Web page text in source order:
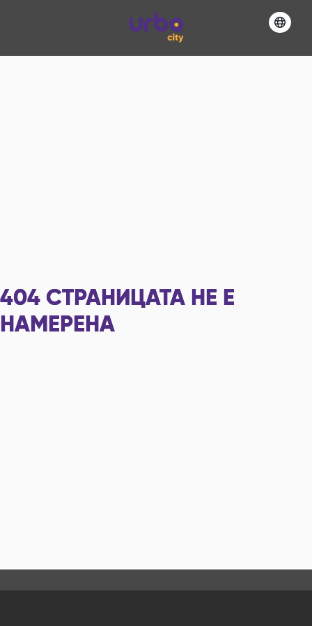
404 СТРАНИЦАТА НЕ Е
НАМЕРЕНА